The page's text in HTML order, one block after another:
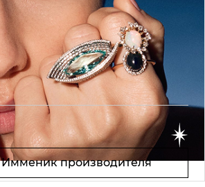
Имменик производителя